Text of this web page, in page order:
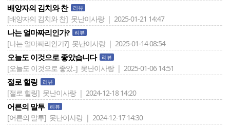
배양자의 김치와 찬 리뷰
[배양자의 김치와 찬] 못난이사랑 | 2025-01-21 14:47
나는 얼마짜리인가? 리뷰
[나는 얼마짜리인가?] 못난이사랑 | 2025-01-14 08:54
오늘도 이것으로 좋았습니다 리뷰
[오늘도 이것으로 좋았..] 못난이사랑 | 2025-01-06 14:51
절로 힐링 리뷰
[절로 힐링] 못난이사랑 | 2024-12-18 14:20
어른의 말투 리뷰
[어른의 말투] 못난이사랑 | 2024-12-17 14:30